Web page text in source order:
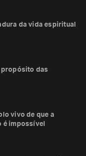
da vida espiritual
propósito das
vivo de que a
é impossível